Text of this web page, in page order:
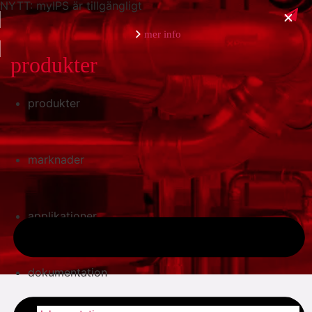
NYTT: myIPS är tillgängligt
mer info
stäng
produkter
marknader
applikationer
dokumentation
produkter